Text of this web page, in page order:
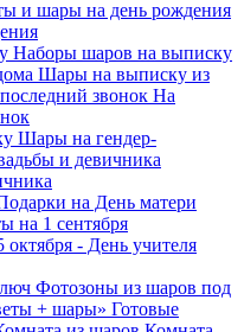
Наборы шаров на выписку
Шары на выписку из
На
Шары на гендер-
на День матери
на 1 сентября
октября - День учителя
Фотозоны из шаров под
Готовые